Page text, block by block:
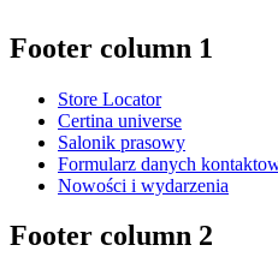
Footer column 1
Store Locator
Certina universe
Salonik prasowy
Formularz danych
Nowości i wydarzenia
Footer column 2